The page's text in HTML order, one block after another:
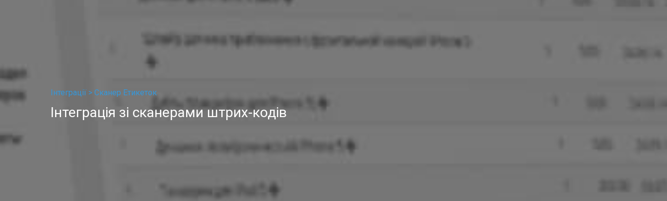
Інтеграції > Сканер Етикеток
Інтеграція зі сканерами штрих-кодів